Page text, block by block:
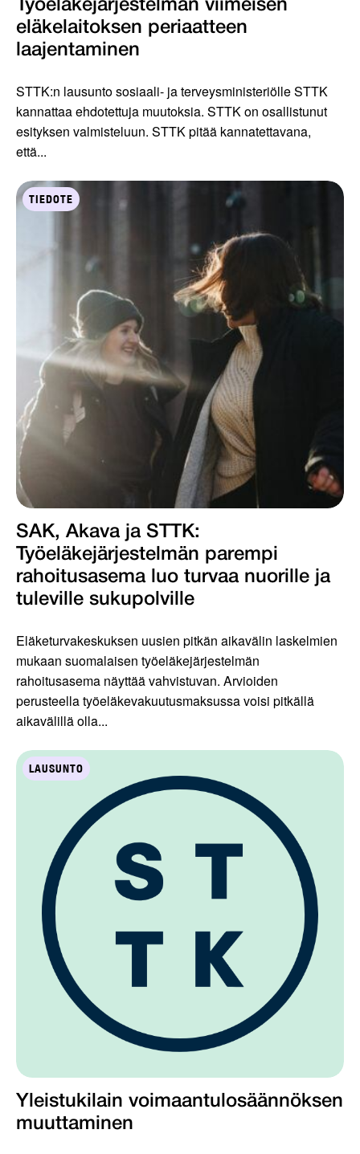
Työeläkejärjestelmän viimeisen
eläkelaitoksen periaatteen
laajentaminen
STTK:n lausunto sosiaali- ja terveysministeriölle STTK
kannattaa ehdotettuja muutoksia. STTK on osallistunut
esityksen valmisteluun. STTK pitää kannatettavana,
että...
TIEDOTE
SAK, Akava ja STTK:
Työeläkejärjestelmän parempi
rahoitusasema luo turvaa nuorille ja
tuleville sukupolville
Eläketurvakeskuksen uusien pitkän aikavälin laskelmien
mukaan suomalaisen työeläkejärjestelmän
rahoitusasema näyttää vahvistuvan. Arvioiden
perusteella työeläkevakuutusmaksussa voisi pitkällä
aikavälillä olla...
LAUSUNTO
Yleistukilain voimaantulosäännöksen
muuttaminen